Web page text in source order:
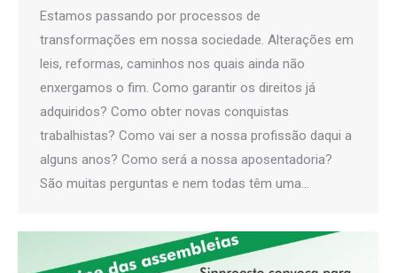
Estamos passando por processos de
transformações em nossa sociedade. Alterações em
leis, reformas, caminhos nos quais ainda não
enxergamos o fim. Como garantir os direitos já
adquiridos? Como obter novas conquistas
trabalhistas? Como vai ser a nossa profissão daqui a
alguns anos? Como será a nossa aposentadoria?
São muitas perguntas e nem todas têm uma…